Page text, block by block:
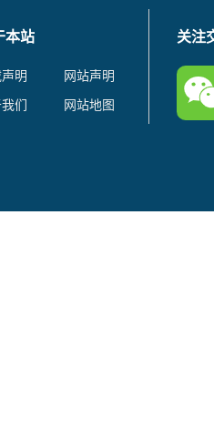
本站
明
网站声明
们
网站地图
关注